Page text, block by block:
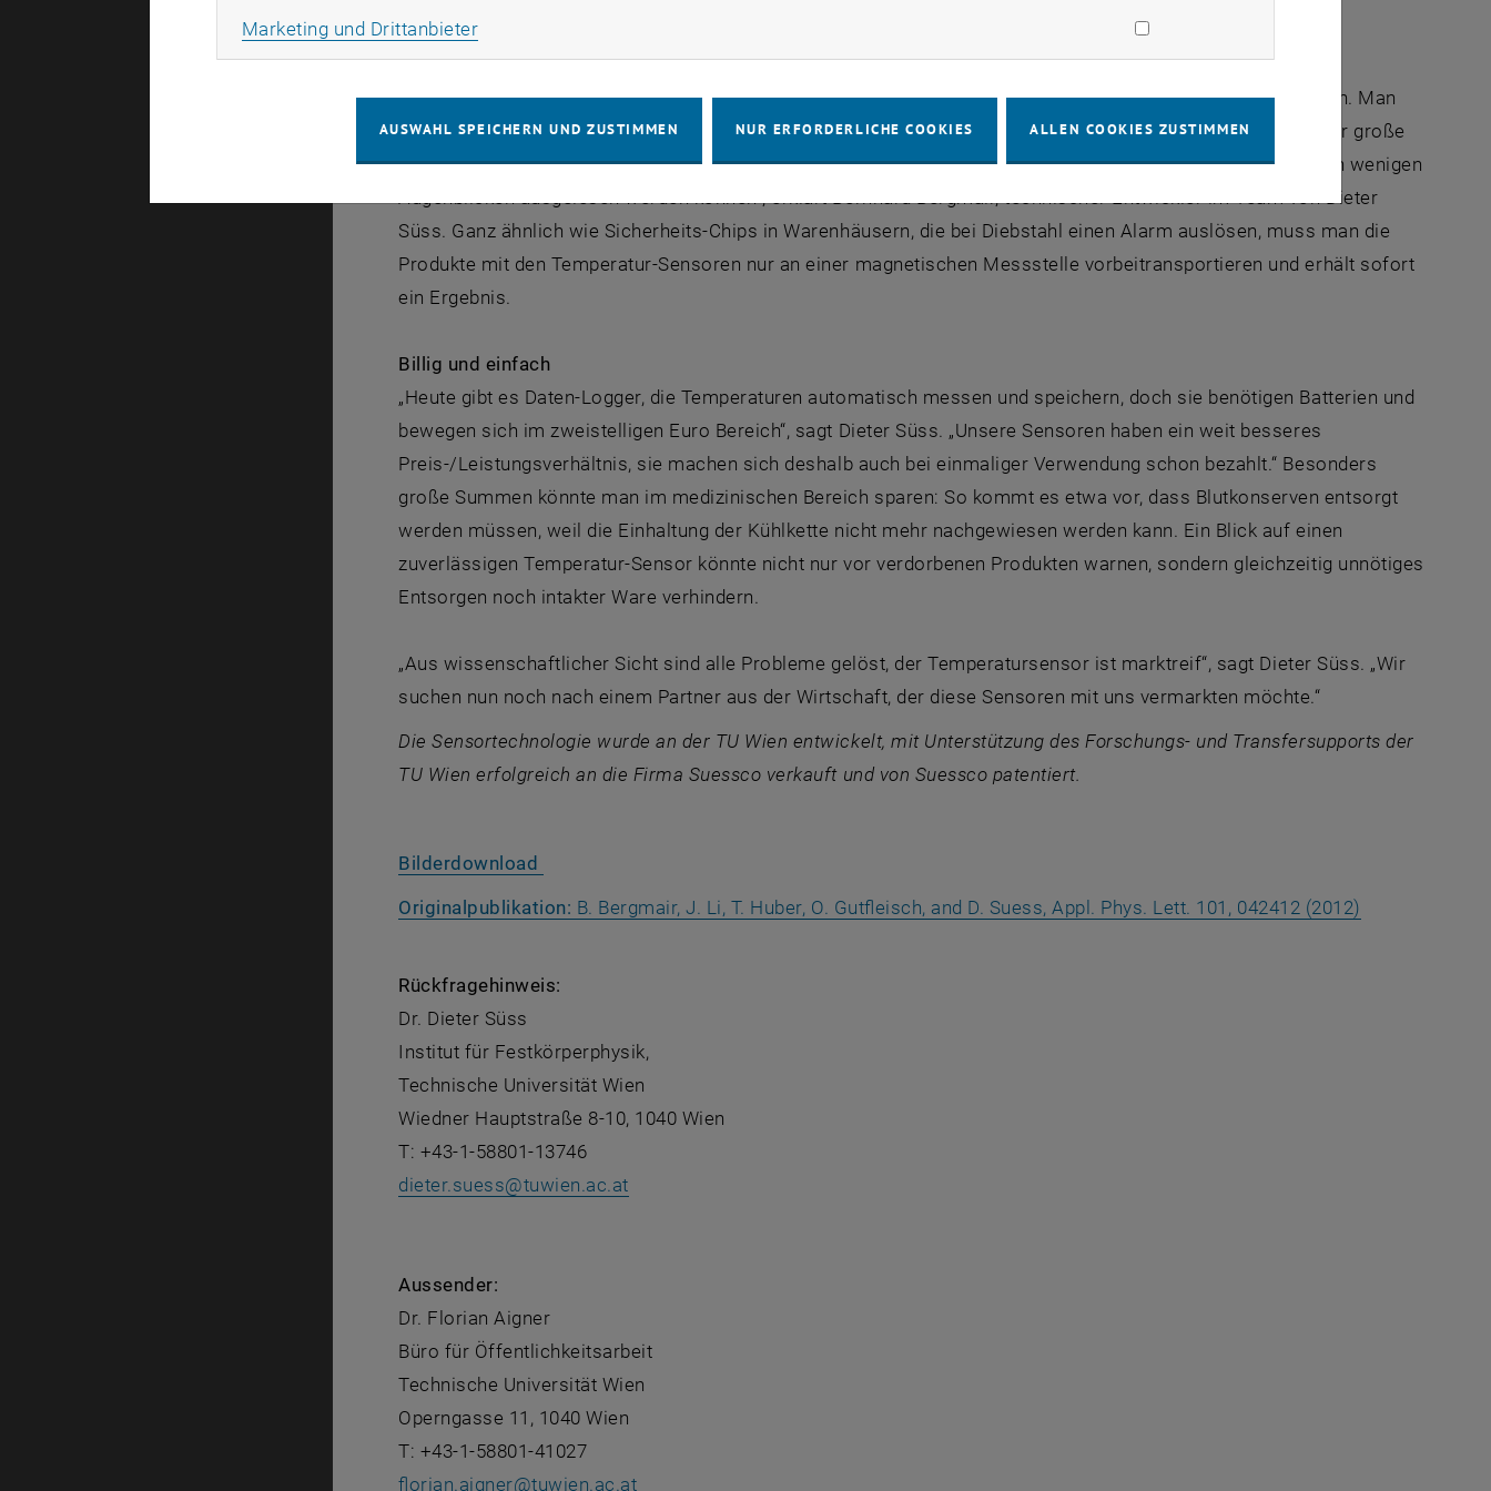
Genau einstellbarer Temperaturbereich
Durch Änderungen der Materialmischung kann man den Sensor auf unterschiedliche Temperaturen einstellen. Man
kann auch Sensoren bauen, die statt einer Temperatur-Überschreitung eine Unterschreitung nachweisen. „Der große
Vorteil unserer Technologie ist, dass die Sensoren ohne Stromversorgung auskommen und berührungslos in wenigen
Augenblicken ausgelesen werden können“, erklärt Bernhard Bergmair, technischer Entwickler im Team von Dieter
Süss. Ganz ähnlich wie Sicherheits-Chips in Warenhäusern, die bei Diebstahl einen Alarm auslösen, muss man die
Produkte mit den Temperatur-Sensoren nur an einer magnetischen Messstelle vorbeitransportieren und erhält sofort
ein Ergebnis.
Billig und einfach
„Heute gibt es Daten-Logger, die Temperaturen automatisch messen und speichern, doch sie benötigen Batterien und
bewegen sich im zweistelligen Euro Bereich“, sagt Dieter Süss. „Unsere Sensoren haben ein weit besseres
Preis-/Leistungsverhältnis, sie machen sich deshalb auch bei einmaliger Verwendung schon bezahlt.“ Besonders
große Summen könnte man im medizinischen Bereich sparen: So kommt es etwa vor, dass Blutkonserven entsorgt
werden müssen, weil die Einhaltung der Kühlkette nicht mehr nachgewiesen werden kann. Ein Blick auf einen
zuverlässigen Temperatur-Sensor könnte nicht nur vor verdorbenen Produkten warnen, sondern gleichzeitig unnötiges
Entsorgen noch intakter Ware verhindern.
„Aus wissenschaftlicher Sicht sind alle Probleme gelöst, der Temperatursensor ist marktreif“, sagt Dieter Süss. „Wir
suchen nun noch nach einem Partner aus der Wirtschaft, der diese Sensoren mit uns vermarkten möchte.“
Die Sensortechnologie wurde an der TU Wien entwickelt, mit Unterstützung des Forschungs- und Transfersupports der
TU Wien erfolgreich an die Firma Suessco verkauft und von Suessco patentiert.
Bilderdownload
Originalpublikation: B. Bergmair, J. Li, T. Huber, O. Gutfleisch, and D. Suess, Appl. Phys. Lett. 101, 042412 (2012)
Rückfragehinweis:
Dr. Dieter Süss
Institut für Festkörperphysik,
Technische Universität Wien
Wiedner Hauptstraße 8-10, 1040 Wien
T: +43-1-58801-13746
dieter.suess@tuwien.ac.at
Aussender:
Dr. Florian Aigner
Büro für Öffentlichkeitsarbeit
Technische Universität Wien
Operngasse 11, 1040 Wien
T: +43-1-58801-41027
florian.aigner@tuwien.ac.at
Marketing und DrittanbieterMarketing Cookies zulassen
AUSWAHL SPEICHERN UND ZUSTIMMEN NUR ERFORDERLICHE COOKIES ALLEN COOKIES ZUSTIMMEN